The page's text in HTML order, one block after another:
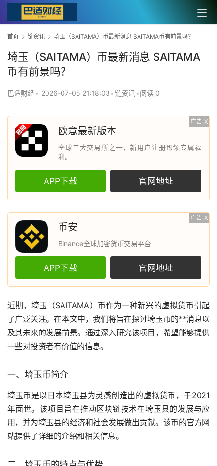
首页 链资讯 埼玉（SAITAMA）币最新消息 SAITAMA币有前景吗？
埼玉（SAITAMA）币最新消息 SAITAMA
币有前景吗？
巴适财经• 2026-07-05 21:18:03 •链资讯 • 阅读 0
广告 X
欧意最新版本
全球三大交易所之一，新用户注册即领专属福
利。
APP下载 官网地址
广告 X
币安
Binance全球加密货币交易平台
APP下载 官网地址
近期，埼玉（SAITAMA）币作为一种新兴的虚拟货币引起
了广泛关注。在本文中，我们将旨在探讨埼玉币的**消息以
及其未来的发展前景。通过深入研究该项目，希望能够提供
一些对投资者有价值的信息。
一、埼玉币简介
埼玉币是以日本埼玉县为灵感创造出的虚拟货币，于2021
年面世。该项目旨在推动区块链技术在埼玉县的发展与应
用，并为埼玉县的经济和社会发展做出贡献。该币的官方网
站提供了详细的介绍和相关信息。